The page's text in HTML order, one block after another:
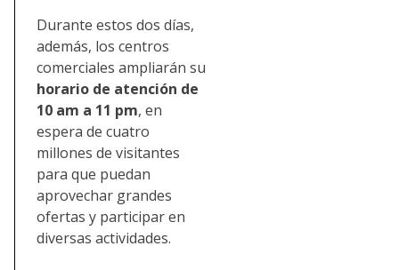
Durante estos dos días,
además, los centros
comerciales ampliarán su
horario de atención de
10 am a 11 pm, en
espera de cuatro
millones de visitantes
para que puedan
aprovechar grandes
ofertas y participar en
diversas actividades.